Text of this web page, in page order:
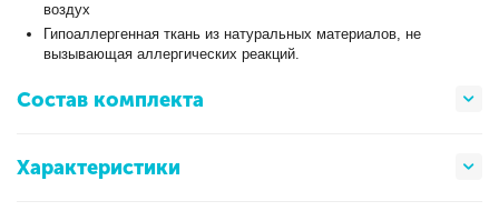
воздух
Гипоаллергенная ткань из натуральных материалов, не
вызывающая аллергических реакций.
Состав комплекта
Характеристики